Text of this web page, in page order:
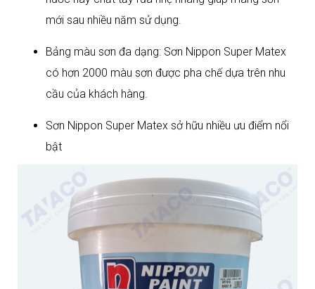
mới sau nhiều năm sử dụng.
Bảng màu sơn đa dạng: Sơn Nippon Super Matex
có hơn 2000 màu sơn được pha chế dựa trên nhu
cầu của khách hàng.
Sơn Nippon Super Matex sở hữu nhiều ưu điểm nổi
bật